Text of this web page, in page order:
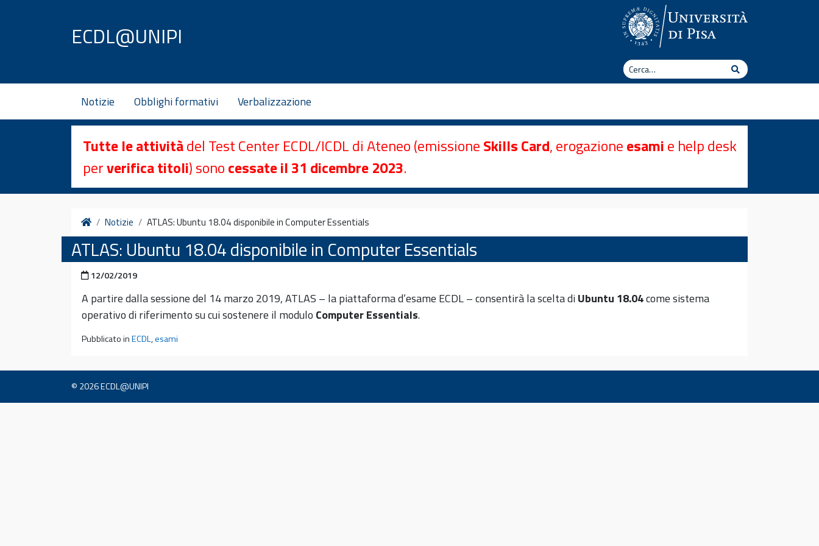
ECDL@UNIPI
Cerca
Cerca
Notizie Obblighi formativi Verbalizzazione
Tutte le attivitàdel Test Center ECDL/ICDL di Ateneo (emissioneSkills Card, erogazioneesamie help desk
perverifica titoli) sonocessate il 31 dicembre 2023.
HomeNotizie ATLAS: Ubuntu 18.04 disponibile in Computer Essentials
ATLAS: Ubuntu 18.04 disponibile in Computer Essentials
Pubblicato il
12/02/2019
A partire dalla sessione del 14 marzo 2019, ATLAS – la piattaforma d’esame ECDL – consentirà la scelta diUbuntu 18.04come sistema
operativo di riferimento su cui sostenere il modulo Computer Essentials.
Pubblicato inECDL,esami
© 2026ECDL@UNIPI